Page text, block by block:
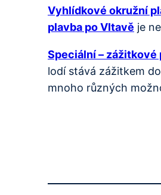
Vyhlídkové okružní
plavba po Vltavě je
Speciální – zážitkové
lodí stává zážitkem
mnoho různých